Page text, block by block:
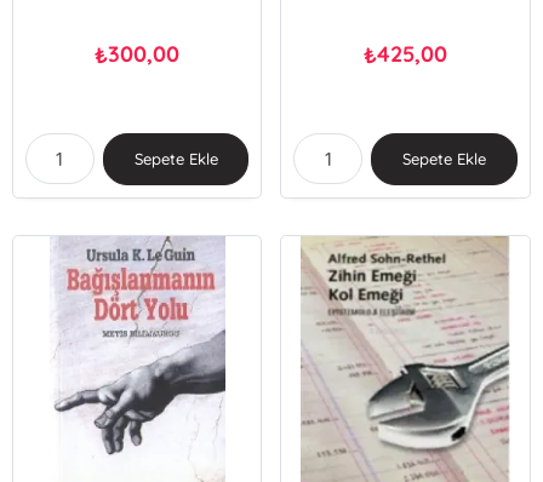
₺300,00
Sepete Ekle
₺425,00
Sepete Ekle